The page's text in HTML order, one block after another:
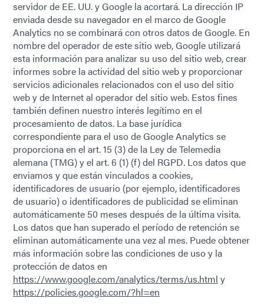
servidor de EE. UU. y Google la acortará. La dirección IP
enviada desde su navegador en el marco de Google
Analytics no se combinará con otros datos de Google. En
nombre del operador de este sitio web, Google utilizará
esta información para analizar su uso del sitio web, crear
informes sobre la actividad del sitio web y proporcionar
servicios adicionales relacionados con el uso del sitio
web y de Internet al operador del sitio web. Estos fines
también definen nuestro interés legítimo en el
procesamiento de datos. La base jurídica
correspondiente para el uso de Google Analytics se
proporciona en el art. 15 (3) de la Ley de Telemedia
alemana (TMG) y el art. 6 (1) (f) del RGPD. Los datos que
enviamos y que están vinculados a cookies,
identificadores de usuario (por ejemplo, identificadores
de usuario) o identificadores de publicidad se eliminan
automáticamente 50 meses después de la última visita.
Los datos que han superado el período de retención se
eliminan automáticamente una vez al mes. Puede obtener
más información sobre las condiciones de uso y la
protección de datos en
https://www.google.com/analytics/terms/us.html y
https://policies.google.com/?hl=en